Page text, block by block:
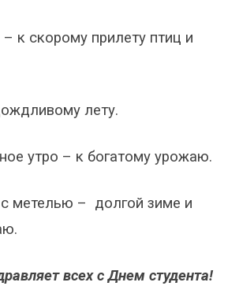
к скорому прилету птиц и
лету.
утро – к богатому урожаю.
метелью – долгой зиме и
всех с Днем студента!